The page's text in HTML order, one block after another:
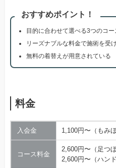
おすすめポイント！
目的に合わせて選べる3つのコー
リーズナブルな料金で施術を受
無料の着替えが用意されている
料金
入会金 1,100円〜（もみほ
コース料金
2,600円〜（足つぼ
2,600円〜（ハン